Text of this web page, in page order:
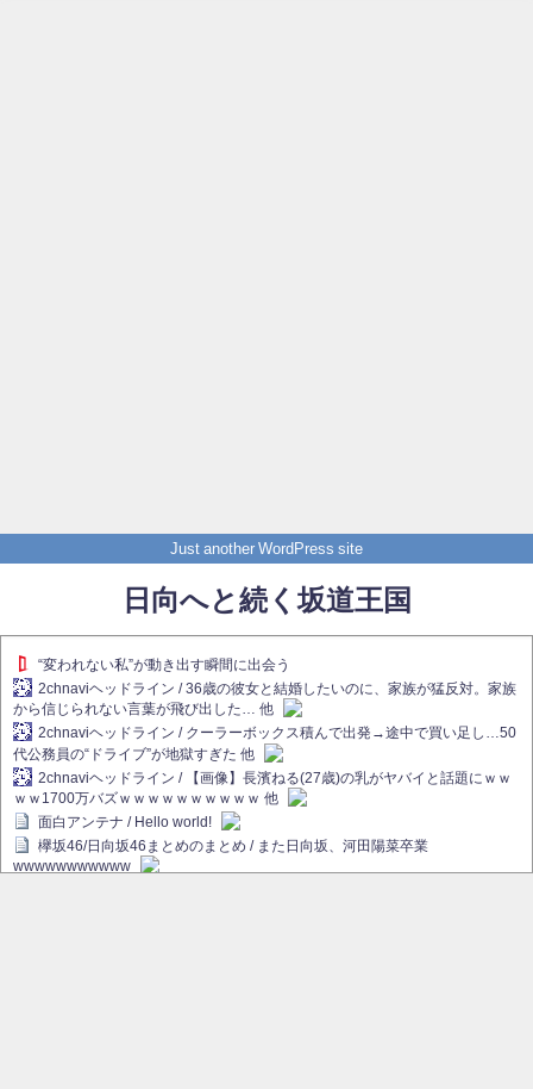
Just another WordPress site
日向へと続く坂道王国
“変われない私”が動き出す瞬間に出会う
2chnaviヘッドライン / 36歳の彼女と結婚したいのに、家族が猛反対。家族
から信じられない言葉が飛び出した… 他
2chnaviヘッドライン / クーラーボックス積んで出発→途中で買い足し…50
代公務員の“ドライブ”が地獄すぎた 他
2chnaviヘッドライン / 【画像】長濱ねる(27歳)の乳がヤバイと話題にｗｗ
ｗｗ1700万バズｗｗｗｗｗｗｗｗｗｗ 他
面白アンテナ / Hello world!
欅坂46/日向坂46まとめのまとめ / また日向坂、河田陽菜卒業
wwwwwwwwwww